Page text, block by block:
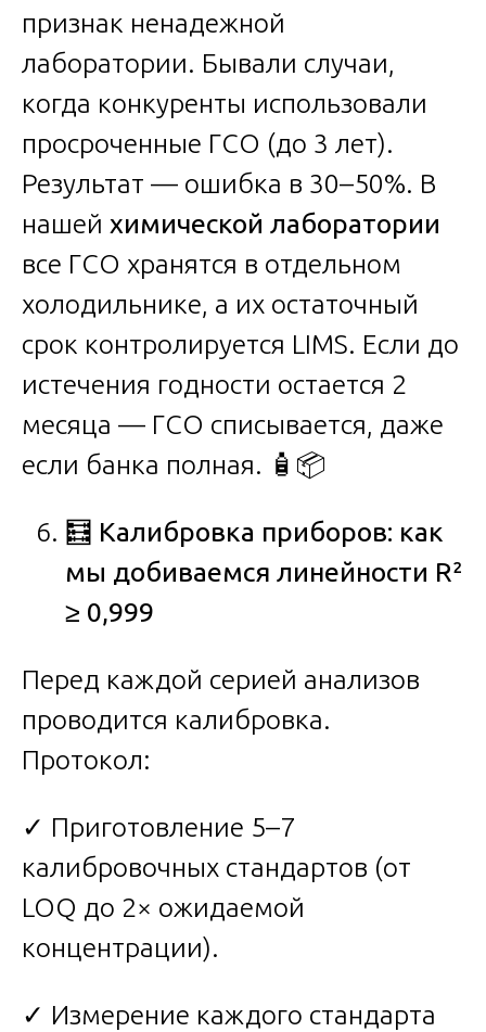
признак ненадежной
лаборатории. Бывали случаи,
когда конкуренты использовали
просроченные ГСО (до 3 лет).
Результат — ошибка в 30–50%. В
нашей химической лаборатории
все ГСО хранятся в отдельном
холодильнике, а их остаточный
срок контролируется LIMS. Если до
истечения годности остается 2
месяца — ГСО списывается, даже
если банка полная. 🧴📦
🧮 Калибровка приборов: как
мы добиваемся линейности R²
≥ 0,999
Перед каждой серией анализов
проводится калибровка.
Протокол:
✓ Приготовление 5–7
калибровочных стандартов (от
LOQ до 2× ожидаемой
концентрации).
✓ Измерение каждого стандарта